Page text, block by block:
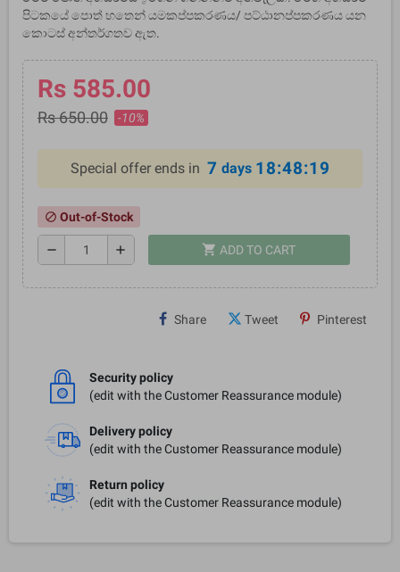
පිටකයේ පොත් හතෙන් යමකප්පකරණය/ පට්ඨානප්පකරණය යන
කොටස් අන්තර්ගතව ඇත.
Rs 585.00
Rs 650.00 -10%
Special offer ends in 7 days 18:48:19
block Out-of-Stock
remove add shopping_cart ADD TO CART
Share Tweet Pinterest
Security policy
(edit with the Customer Reassurance module)
Delivery policy
(edit with the Customer Reassurance module)
Return policy
(edit with the Customer Reassurance module)